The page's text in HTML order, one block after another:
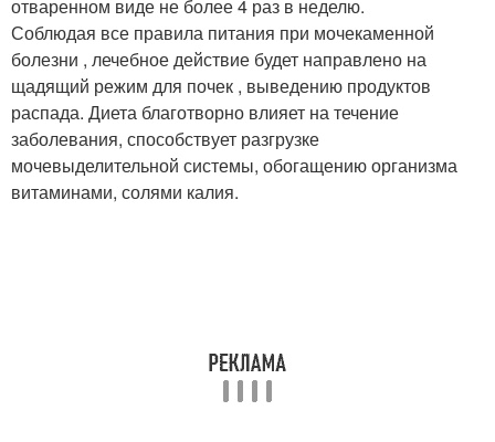
отваренном виде не более 4 раз в неделю.
Соблюдая все правила питания при мочекаменной
болезни , лечебное действие будет направлено на
щадящий режим для почек , выведению продуктов
распада. Диета благотворно влияет на течение
заболевания, способствует разгрузке
мочевыделительной системы, обогащению организма
витаминами, солями калия.